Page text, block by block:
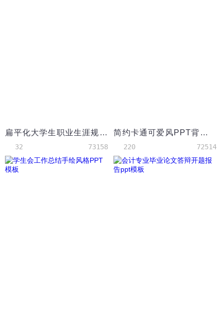
扁平化大学生职业生涯规划PPT模板
32 73158
简约卡通可爱风PPT背景模板
220 72514